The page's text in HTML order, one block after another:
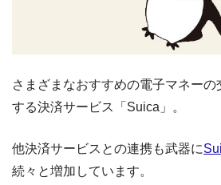
さまざまなおすすめの電子マネーの
する決済サービス「Suica」。
他決済サービスとの連携も武器に
続々と増加しています。